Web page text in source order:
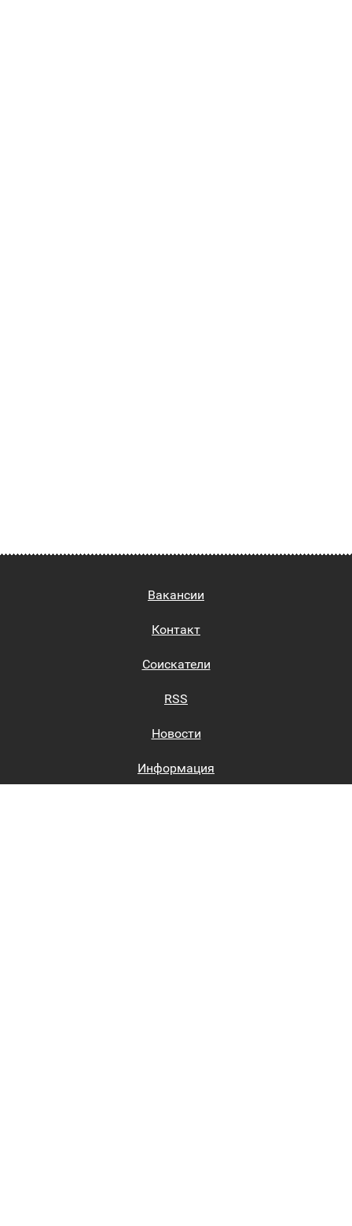
Вакансии
Контакт
Соискатели
RSS
Новости
Информация